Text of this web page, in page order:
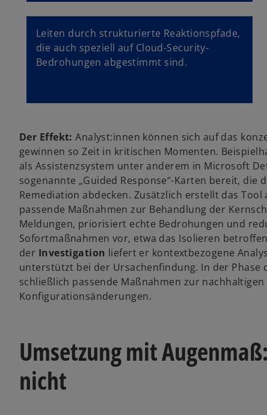
Leiten durch strukturierte Reaktionspfade,
die auch speziell auf Cloud-Security-
Bedrohungen abgestimmt sind.
Der Effekt: Analyst:innen können sich auf das
gewinnen so Zeit in kritischen Momenten.
als Assistenzsystem unter anderem in Microsoft
sogenannte „Guided Response“-Karten bereit,
Remediation abdecken. Zusätzlich erstellt das
passende Maßnahmen zur Behandlung der
Meldungen, priorisiert echte Bedrohungen und
Sofortmaßnahmen vor, etwa das Isolieren
der Investigation liefert er kontextbezogene
unterstützt bei der Ursachenfindung. In der Phase
schließlich passende Maßnahmen zur
Konfigurationsänderungen.
Umsetzung mit
nicht